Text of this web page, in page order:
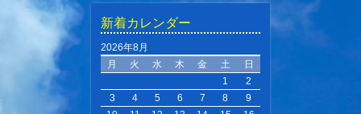
新着カレンダー
2026年8月
月
火 水 木 金 土 日
1
2
3
4 5 6 7 8
9